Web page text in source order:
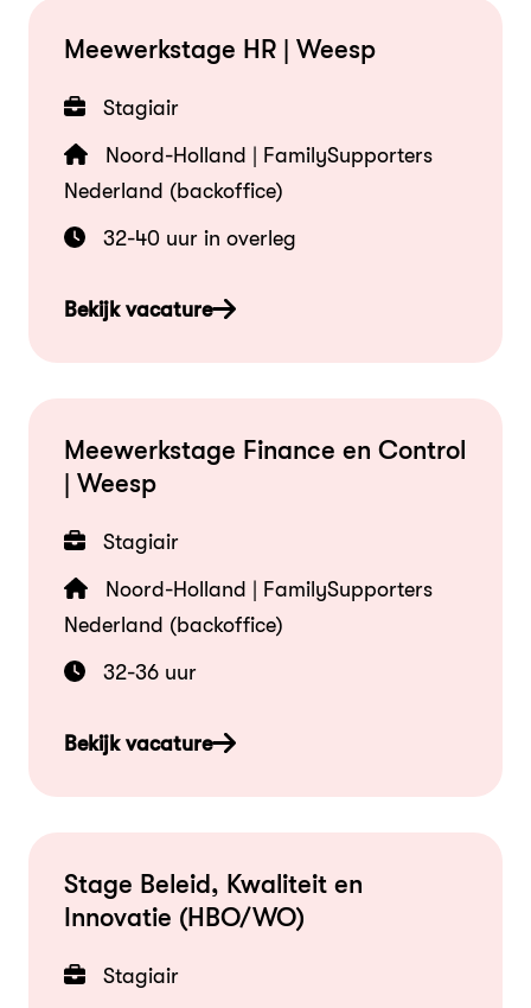
Meewerkstage HR | Weesp
Stagiair
Noord-Holland | FamilySupporters
Nederland (backoffice)
32-40 uur in overleg
Bekijk vacature
Meewerkstage Finance en Control
| Weesp
Stagiair
Noord-Holland | FamilySupporters
Nederland (backoffice)
32-36 uur
Bekijk vacature
Stage Beleid, Kwaliteit en
Innovatie (HBO/WO)
Stagiair